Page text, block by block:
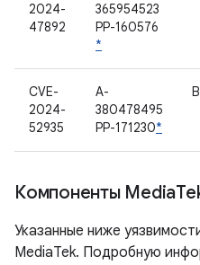
2024-
47892
365954523
PP-160576
*
CVE-
2024-
52935
A-
380478495
PP-171230*
Компоненты Media
Указанные ниже
MediaTek. Подробную